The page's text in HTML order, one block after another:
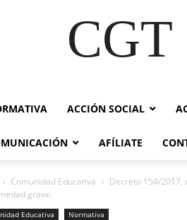
CGT
ACCIÓN SOCIAL
AFÍLIATE
Comunidad Educativa
Decreto 154/2017,
grave.
Educativa Normativa